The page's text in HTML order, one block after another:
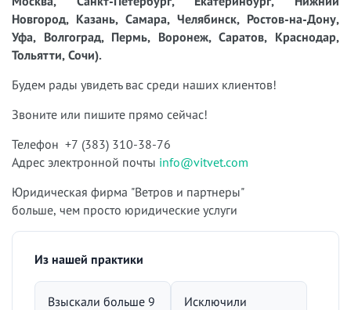
Новгород, Казань, Самара, Челябинск, Ростов-на-Дону,
Уфа, Волгоград, Пермь, Воронеж, Саратов, Краснодар,
Тольятти, Сочи).
Будем рады увидеть вас среди наших клиентов!
Звоните или пишите прямо сейчас!
Телефон +7 (383) 310-38-76
Адрес электронной почты info@vitvet.com
Юридическая фирма "Ветров и партнеры"
больше, чем просто юридические услуги
Из нашей практики
Взыскали больше 9
Исключили